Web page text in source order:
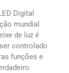
Digital
mundial
de luz é
controlado
funções e